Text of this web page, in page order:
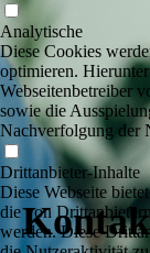
Analytische
Diese Cookies
optimieren.
Webseitenbetreiber
sowie die
Nachverfolgung der
Drittanbieter-Inhalte
Diese Webseite
die von
werden. Diese